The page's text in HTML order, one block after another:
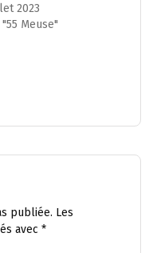
2023
"55 Meuse"
publiée. Les
avec *